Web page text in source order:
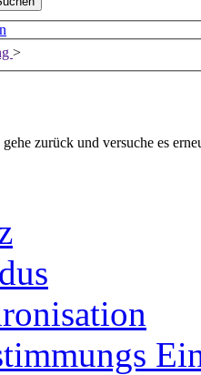
>
zurück und versuche es